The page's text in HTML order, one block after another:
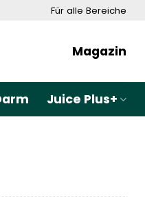
Für alle Bereiche
Magazin
Juice Plus+